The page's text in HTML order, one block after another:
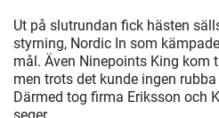
Ut på slutrundan fick hästen
styrning, Nordic In som
mål. Även Ninepoints King kom
men trots det kunde ingen
Därmed tog firma Eriksson och